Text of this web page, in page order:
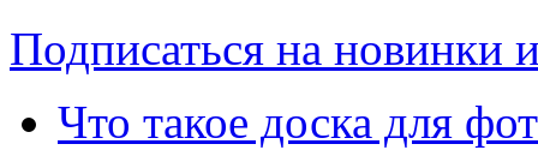
Подписаться на новинки
Что такое доска для